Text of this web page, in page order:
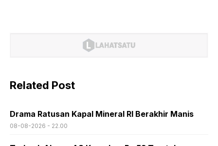
Related Post
Drama Ratusan Kapal Mineral RI Berakhir Manis
08-08-2026 - 22.00